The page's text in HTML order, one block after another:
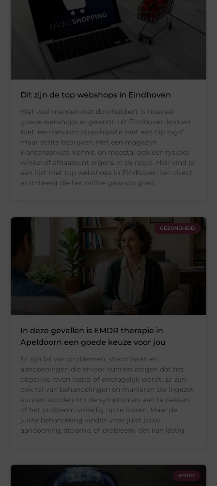
Dit zijn de top webshops in Eindhoven
Wat veel mensen niet doorhebben, is hoeveel
goede webshops er gewoon uit Eindhoven komen.
Niet ‘een random dropshipsite met een hip logo’,
maar echte bedrijven. Met een magazijn,
klantenservice, kennis, en meestal ook een fysieke
winkel of afhaalpunt ergens in de regio. Hier vind je
een lijst met top webshops in Eindhoven (en direct
eromheen) die het online gewoon goed
GEZONDHEID
In deze gevallen is EMDR therapie in
Apeldoorn een goede keuze voor jou
Er zijn tal van problemen, stoornissen en
aandoeningen die ervoor kunnen zorgen dat het
dagelijks leven lastig of ondragelijk wordt. Er zijn
ook tal van behandelingen en manieren die ingezet
kunnen worden om de symptomen aan te pakken,
of het probleem volledig op te lossen. Maar de
juiste behandeling vinden voor juist jouw
aandoening, stoornis of probleem, dat kan lastig
SPORT